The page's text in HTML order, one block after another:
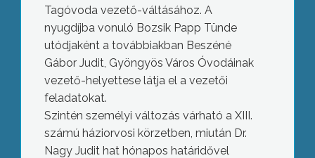
Tagóvoda vezető-váltásához. A
nyugdíjba vonuló Bozsik Papp Tünde
utódjaként a továbbiakban Beszéné
Gábor Judit, Gyöngyös Város Óvodáinak
vezető-helyettese látja el a vezetői
feladatokat.
Szintén személyi változás várható a XIII.
számú háziorvosi körzetben, miután Dr.
Nagy Judit hat hónapos határidővel